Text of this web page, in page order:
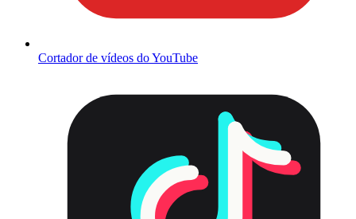
Cortador de vídeos do YouTube